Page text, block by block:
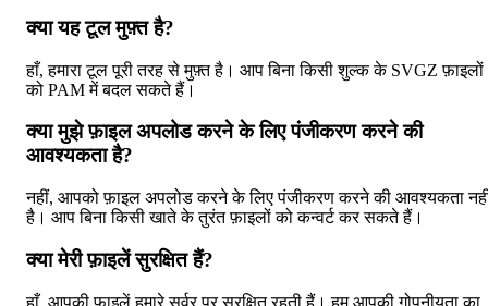
क्या यह टूल मुफ़्त है?
हाँ, हमारा टूल पूरी तरह से मुफ़्त है। आप बिना किसी शुल्क के SVGZ फ़ाइलों
को PAM में बदल सकते हैं।
क्या मुझे फ़ाइल अपलोड करने के लिए पंजीकरण करने की
आवश्यकता है?
नहीं, आपको फ़ाइल अपलोड करने के लिए पंजीकरण करने की आवश्यकता
है। आप बिना किसी खाते के तुरंत फ़ाइलों को कन्वर्ट कर सकते हैं।
क्या मेरी फ़ाइलें सुरक्षित हैं?
हाँ, आपकी फ़ाइलें हमारे सर्वर पर सुरक्षित रहती हैं। हम आपकी गोपनीयता का